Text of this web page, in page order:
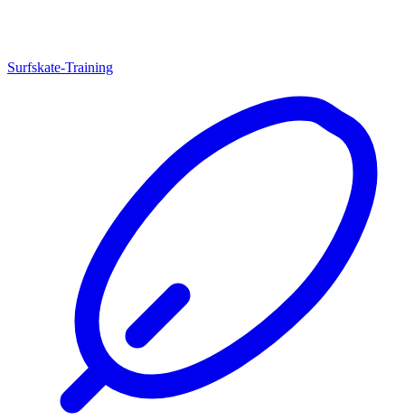
Surfskate-Training